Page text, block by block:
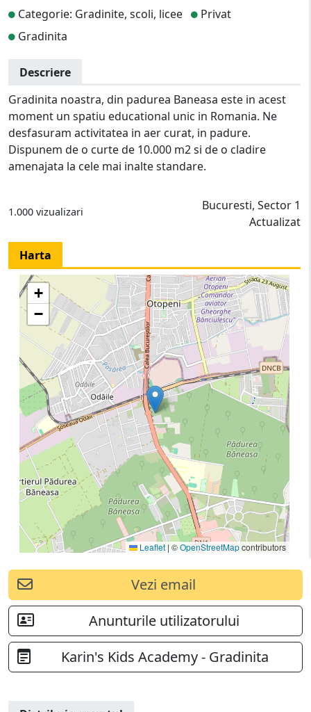
Categorie: Gradinite, scoli, licee
Privat
Gradinita
Descriere
Gradinita noastra, din padurea Baneasa este in acest
moment un spatiu educational unic in Romania. Ne
desfasuram activitatea in aer curat, in padure.
Dispunem de o curte de 10.000 m2 si de o cladire
amenajata la cele mai inalte standare.
1.000 vizualizari
Bucuresti, Sector 1
Actualizat
Harta
+
−
Leaflet | ©OpenStreetMapcontributors
Vezi email
Anunturile utilizatorului
Karin's Kids Academy - Gradinita